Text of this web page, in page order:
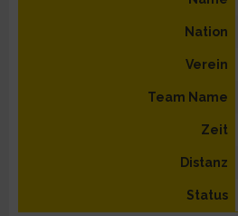
Nation
Verein
Team Name
Zeit
Distanz
Status